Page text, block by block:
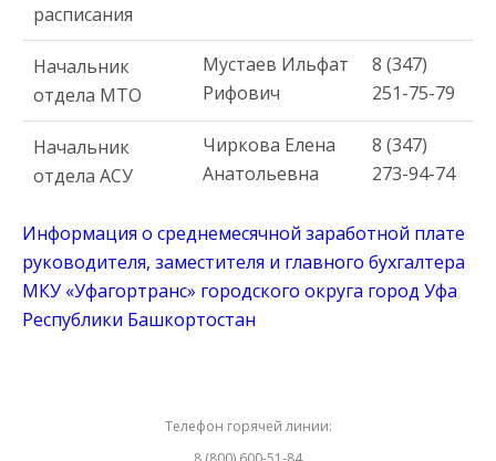
расписания
Начальник
отдела МТО
Мустаев Ильфат
Рифович
8 (347)
251-75-79
Начальник
отдела АСУ
Чиркова Елена
Анатольевна
8 (347)
273-94-74
Информация о среднемесячной заработной плате
руководителя, заместителя и главного бухгалтера
МКУ «Уфагортранс» городского округа город Уфа
Республики Башкортостан
Телефон горячей линии: